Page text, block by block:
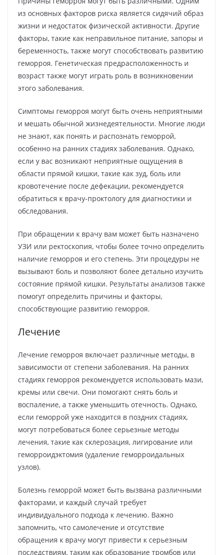
из основных факторов риска является сидячий образ
жизни и недостаток физической активности. Другие
факторы, такие как неправильное питание, запоры и
беременность, также могут способствовать развитию
геморроя. Генетическая предрасположенность и
возраст также могут играть роль в возникновении
этого заболевания.
Симптомы геморроя могут быть очень неприятными
и мешать обычной жизнедеятельности. Многие люди
не знают, как понять и распознать геморрой,
особенно на ранних стадиях заболевания. Однако,
если у вас возникают неприятные ощущения в
области прямой кишки, такие как зуд, боль или
кровотечение после дефекации, рекомендуется
обратиться к врачу-проктологу для диагностики и
обследования.
При обращении к врачу вам может быть назначено
УЗИ или ректоскопия, чтобы более точно определить
наличие геморроя и его степень. Эти процедуры не
вызывают боль и позволяют более детально изучить
состояние прямой кишки. Результаты анализов также
помогут определить причины и факторы,
способствующие развитию геморроя.
Лечение
Лечение геморроя включает различные методы, в
зависимости от степени заболевания. На ранних
стадиях геморроя рекомендуется использовать мази,
кремы или свечи. Они помогают снять боль и
воспаление, а также уменьшить отечность. Однако,
если геморрой уже находится в поздних стадиях,
могут потребоваться более серьезные методы
лечения, такие как склерозация, лигирование или
геморроидэктомия (удаление геморроидальных
узлов).
Болезнь геморрой может быть вызвана различными
факторами, и каждый случай требует
индивидуального подхода к лечению. Важно
запомнить, что самолечение и отсутствие
обращения к врачу могут привести к серьезным
последствиям, таким как образование тромбов или